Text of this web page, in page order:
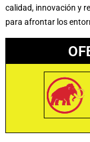
calidad, innovación y
para afrontar los